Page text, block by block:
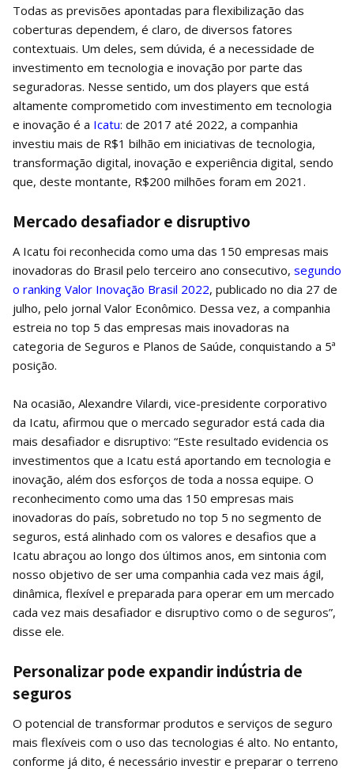
Todas as previsões apontadas para flexibilização das
coberturas dependem, é claro, de diversos fatores
contextuais. Um deles, sem dúvida, é a necessidade de
investimento em tecnologia e inovação por parte das
seguradoras. Nesse sentido, um dos players que está
altamente comprometido com investimento em tecnologia
e inovação é a Icatu: de 2017 até 2022, a companhia
investiu mais de R$1 bilhão em iniciativas de tecnologia,
transformação digital, inovação e experiência digital, sendo
que, deste montante, R$200 milhões foram em 2021.
Mercado desafiador e disruptivo
A Icatu foi reconhecida como uma das 150 empresas mais
inovadoras do Brasil pelo terceiro ano consecutivo, segundo
o ranking Valor Inovação Brasil 2022, publicado no dia 27 de
julho, pelo jornal Valor Econômico. Dessa vez, a companhia
estreia no top 5 das empresas mais inovadoras na
categoria de Seguros e Planos de Saúde, conquistando a 5ª
posição.
Na ocasião, Alexandre Vilardi, vice-presidente corporativo
da Icatu, afirmou que o mercado segurador está cada dia
mais desafiador e disruptivo: “Este resultado evidencia os
investimentos que a Icatu está aportando em tecnologia e
inovação, além dos esforços de toda a nossa equipe. O
reconhecimento como uma das 150 empresas mais
inovadoras do país, sobretudo no top 5 no segmento de
seguros, está alinhado com os valores e desafios que a
Icatu abraçou ao longo dos últimos anos, em sintonia com
nosso objetivo de ser uma companhia cada vez mais ágil,
dinâmica, flexível e preparada para operar em um mercado
cada vez mais desafiador e disruptivo como o de seguros”,
disse ele.
Personalizar pode expandir indústria de
seguros
O potencial de transformar produtos e serviços de seguro
mais flexíveis com o uso das tecnologias é alto. No entanto,
conforme já dito, é necessário investir e preparar o terreno